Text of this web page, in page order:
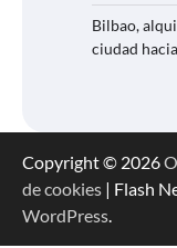
Bilbao,
ciudad
Copyright © 2026
de cookies | Flash
WordPress.